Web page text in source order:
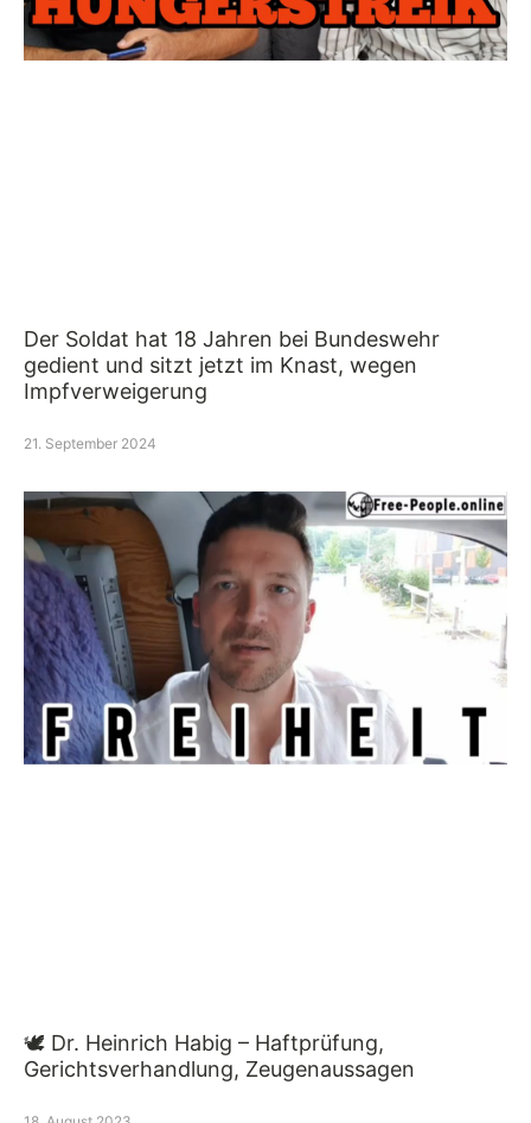
Der Soldat hat 18 Jahren bei Bundeswehr
gedient und sitzt jetzt im Knast, wegen
Impfverweigerung
21. September 2024
🕊 Dr. Heinrich Habig – Haftprüfung,
Gerichtsverhandlung, Zeugenaussagen